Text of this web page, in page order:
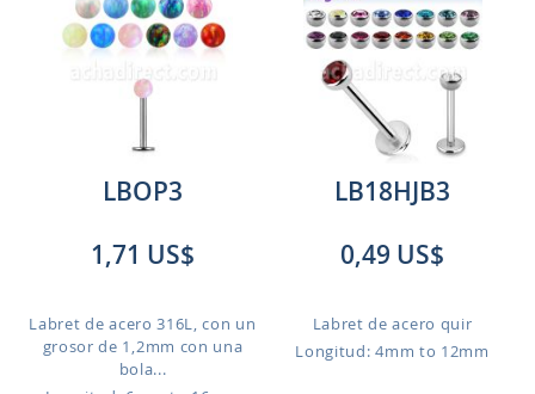
LBOP3
1,71 US$
Labret de acero 316L, con un
grosor de 1,2mm con una
bola...
LB18HJB3
0,49 US$
Labret de acero quir
Longitud: 4mm to 12mm